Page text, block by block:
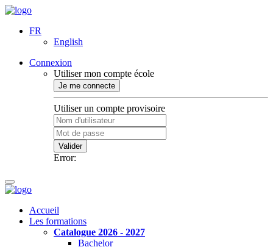
FR
English
Connexion
Utiliser mon compte école
Je me connecte
Utiliser un compte provisoire
Valider
Error:
Accueil
Les formations
Catalogue 2026 - 2027
Bachelor